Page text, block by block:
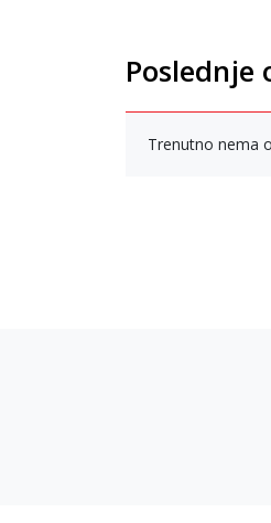
Poslednje
Trenutno nema